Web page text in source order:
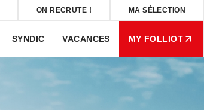
ON RECRUTE ! MA SÉLECTION
SYNDIC VACANCES MY FOLLIOT